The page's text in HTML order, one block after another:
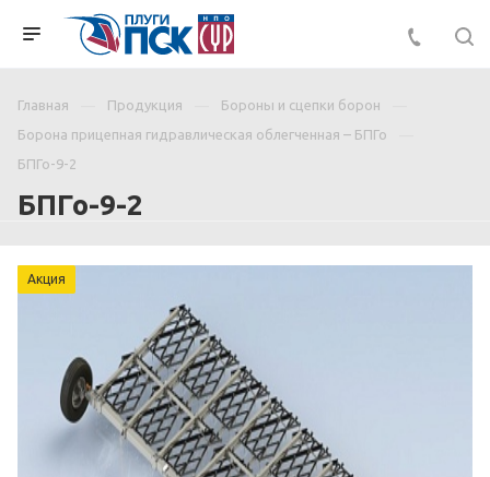
Главная Продукция
Бороны и сцепки борон
Борона прицепная гидравлическая облегченная – БПГо
БПГо-9-2
БПГо-9-2
Акция